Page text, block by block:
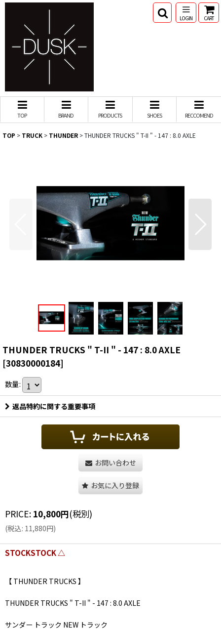
LOGIN CART
TOP BRAND PRODUCTS SHOES RECCOMEND
TOP > TRUCK > THUNDER >THUNDER TRUCKS " T-II " - 147 : 8.0 AXLE
THUNDER TRUCKS " T-II " - 147 : 8.0 AXLE
[30830000184]
数量:
返品特約に関する重要事項
お問い合わせ
お気に入り登録
PRICE: 10,800円(税別)
(税込: 11,880円)
STOCKSTOCK △
【 THUNDER TRUCKS 】
THUNDER TRUCKS " T-II " - 147 : 8.0 AXLE
サンダー トラック NEW トラック